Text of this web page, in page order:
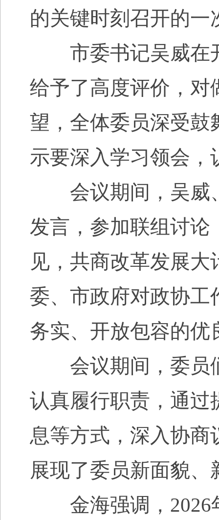
的关键时刻召开的一
市委书记吴威在
给予了高度评价，对
望，全体委员深受鼓
示要深入学习领会，
会议期间，吴威
发言，参加联组讨论
见，共商改革发展
委、市政府对政协工
务实、开放包容的优
会议期间，委员
认真履行职责，通过
息等方式，深入协
展现了委员新面貌、
金海强调， 2026